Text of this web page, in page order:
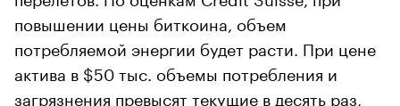
повышении цены биткоина, объем
потребляемой энергии будет расти. При цене
актива в $50 тыс. объемы потребления и
загрязнения превысят текущие в десять раз,